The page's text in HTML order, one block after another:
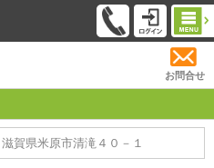
お問合せ
滋賀県米原市清滝４０－１